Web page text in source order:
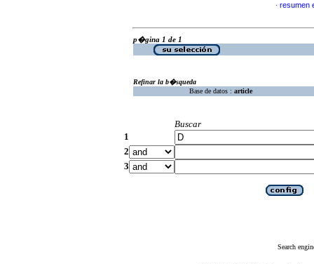
· resumen
p�gina 1 de 1
Refinar la b�squeda
Base de datos : article
Buscar
1
2
3
Search